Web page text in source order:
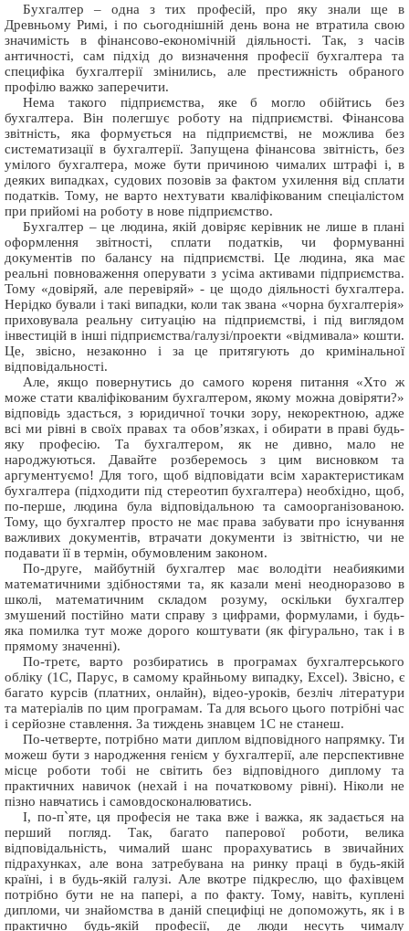
Бухгалтер – одна з тих професій, про яку знали ще в
Древньому Римі, і по сьогоднішній день вона не втратила свою
значимість в фінансово-економічній діяльності. Так, з часів
античності, сам підхід до визначення професії бухгалтера та
специфіка бухгалтерії змінились, але престижність обраного
профілю важко заперечити.
Нема такого підприємства, яке б могло обійтись без
бухгалтера. Він полегшує роботу на підприємстві. Фінансова
звітність, яка формується на підприємстві, не можлива без
систематизації в бухгалтерії. Запущена фінансова звітність, без
умілого бухгалтера, може бути причиною чималих штрафі і, в
деяких випадках, судових позовів за фактом ухилення від сплати
податків. Тому, не варто нехтувати кваліфікованим спеціалістом
при прийомі на роботу в нове підприємство.
Бухгалтер – це людина, якій довіряє керівник не лише в плані
оформлення звітності, сплати податків, чи формуванні
документів по балансу на підприємстві. Це людина, яка має
реальні повноваження оперувати з усіма активами підприємства.
Тому «довіряй, але перевіряй» - це щодо діяльності бухгалтера.
Нерідко бували і такі випадки, коли так звана «чорна бухгалтерія»
приховувала реальну ситуацію на підприємстві, і під виглядом
інвестицій в інші підприємства/галузі/проекти «відмивала» кошти.
Це, звісно, незаконно і за це притягують до кримінальної
відповідальності.
Але, якщо повернутись до самого кореня питання «Хто ж
може стати кваліфікованим бухгалтером, якому можна довіряти?»
відповідь здасться, з юридичної точки зору, некоректною, адже
всі ми рівні в своїх правах та обов’язках, і обирати в праві будь-
яку професію. Та бухгалтером, як не дивно, мало не
народжуються. Давайте розберемось з цим висновком та
аргументуємо! Для того, щоб відповідати всім характеристикам
бухгалтера (підходити під стереотип бухгалтера) необхідно, щоб,
по-перше, людина була відповідальною та самоорганізованою.
Тому, що бухгалтер просто не має права забувати про існування
важливих документів, втрачати документи із звітністю, чи не
подавати її в термін, обумовленим законом.
По-друге, майбутній бухгалтер має володіти неабиякими
математичними здібностями та, як казали мені неодноразово в
школі, математичним складом розуму, оскільки бухгалтер
змушений постійно мати справу з цифрами, формулами, і будь-
яка помилка тут може дорого коштувати (як фігурально, так і в
прямому значенні).
По-третє, варто розбиратись в програмах бухгалтерського
обліку (1С, Парус, в самому крайньому випадку, Excel). Звісно, є
багато курсів (платних, онлайн), відео-уроків, безліч літератури
та матеріалів по цим програмам. Та для всього цього потрібні час
і серйозне ставлення. За тиждень знавцем 1С не станеш.
По-четверте, потрібно мати диплом відповідного напрямку. Ти
можеш бути з народження генієм у бухгалтерії, але перспективне
місце роботи тобі не світить без відповідного диплому та
практичних навичок (нехай і на початковому рівні). Ніколи не
пізно навчатись і самовдосконалюватись.
І, по-п`яте, ця професія не така вже і важка, як задається на
перший погляд. Так, багато паперової роботи, велика
відповідальність, чималий шанс прорахуватись в звичайних
підрахунках, але вона затребувана на ринку праці в будь-якій
країні, і в будь-якій галузі. Але вкотре підкреслю, що фахівцем
потрібно бути не на папері, а по факту. Тому, навіть, куплені
дипломи, чи знайомства в даній специфіці не допоможуть, як і в
практично будь-якій професії, де люди несуть чималу